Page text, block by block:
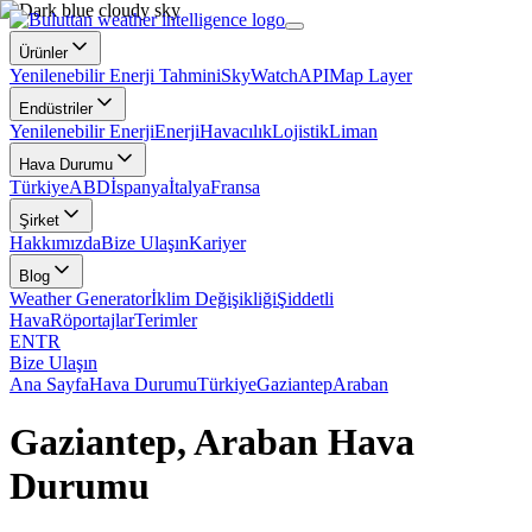
Ürünler
Yenilenebilir Enerji TahminiSkyWatchAPIMap Layer
Endüstriler
Yenilenebilir EnerjiEnerjiHavacılıkLojistikLiman
Hava Durumu
TürkiyeABDİspanyaİtalyaFransa
Şirket
HakkımızdaBize UlaşınKariyer
Blog
Weather Generatorİklim DeğişikliğiŞiddetli
HavaRöportajlarTerimler
ENTR
Bize Ulaşın
Ana SayfaHava DurumuTürkiyeGaziantepAraban
Gaziantep, Araban Hava
Durumu